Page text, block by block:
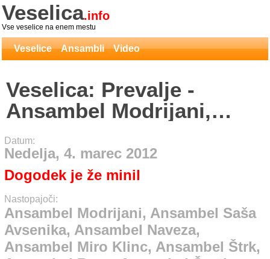
Veselica.info
Vse veselice na enem mestu
Veselice Ansambli Video
Veselica: Prevalje -
Ansambel Modrijani,
Ansambel Saša Avsenika,
Ansambel Naveza,
Ansambel Miro Klinc,
Ansambel Štrk, Ansambel
Rosa, Ansambel Šestica,
Ansambel Lipovšek,
Datum:
Nedelja, 4. marec 2012
Dogodek je že minil
Nastopajoči:
Ansambel Modrijani, Ansambel Saša
Avsenika, Ansambel Naveza,
Ansambel Miro Klinc, Ansambel Štrk,